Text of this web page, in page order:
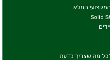
המלא
מה שצריך לדעת